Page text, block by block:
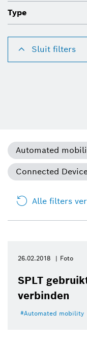
Type
Sluit filters
Automated
Connected
Alle filters
26.02.2018 Foto
SPLT
verbinden
Automated mobility